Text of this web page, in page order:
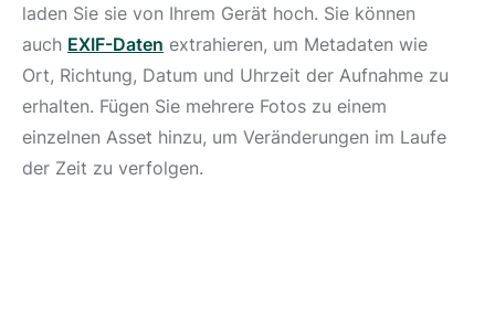
laden Sie sie von Ihrem Gerät hoch. Sie können
auch EXIF-Daten extrahieren, um Metadaten wie
Ort, Richtung, Datum und Uhrzeit der Aufnahme zu
erhalten. Fügen Sie mehrere Fotos zu einem
einzelnen Asset hinzu, um Veränderungen im Laufe
der Zeit zu verfolgen.